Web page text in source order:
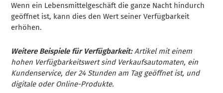
Wenn ein Lebensmittelgeschäft die ganze Nacht hindurch
geöffnet ist, kann dies den Wert seiner Verfügbarkeit
erhöhen.
Weitere Beispiele für Verfügbarkeit:Artikel mit einem
hohen Verfügbarkeitswert sind Verkaufsautomaten, ein
Kundenservice, der 24 Stunden am Tag geöffnet ist, und
digitale oder Online-Produkte.